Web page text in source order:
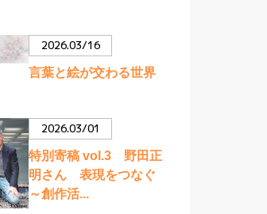
2026.03/16
言葉と絵が交わる世界
2026.03/01
特別寄稿 vol.3 野田正
明さん 表現をつなぐ
～創作活...